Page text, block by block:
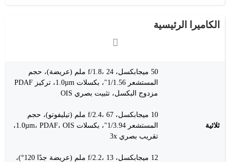
الكاميرا الرئيسية
ثلاثية
50 ميجابكسل، f/1.8، 24 ملم (عريضة)، حجم
المستشعر 1/1.56"، بكسلات 1.0µm، تركيز PDAF
مزدوج البكسل، تثبيت بصري OIS
10 ميجابكسل، f/2.4، 67 ملم (تيليفوتو)، حجم
المستشعر 1/3.94"، بكسلات 1.0µm، PDAF، OIS،
تقريب بصري 3x
12 ميجابكسل، f/2.2، 13 ملم (عريضة جدًا 120°)،